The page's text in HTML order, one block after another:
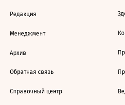
Редакция
Менеджмент
Архив
Обратная связь
Справочный центр